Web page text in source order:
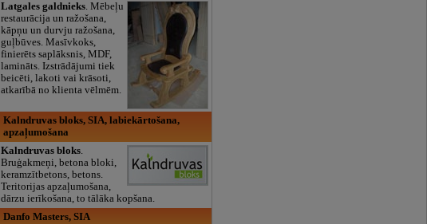
Latgales galdnieks. Mēbeļu
restaurācija un ražošana,
kāpņu un durvju ražošana,
guļbūves. Masīvkoks,
finierēts saplāksnis, MDF,
lamināts. Izstrādājumi tiek
beicēti, lakoti vai krāsoti,
atkarībā no klienta vēlmēm.
Kalndruvas bloks, SIA, labiekārtošana,
apzaļumošana
Kalndruvas bloks.
Bruģakmeņi, betona bloki,
keramzītbetons, betons.
Teritorijas apzaļumošana,
dārzu ierīkošana, to tālāka kopšana.
Danfo Masters, SIA